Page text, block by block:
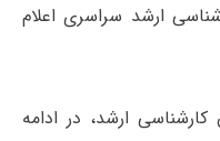
ارشد سراسری اعلام
ارشد، در ادامه